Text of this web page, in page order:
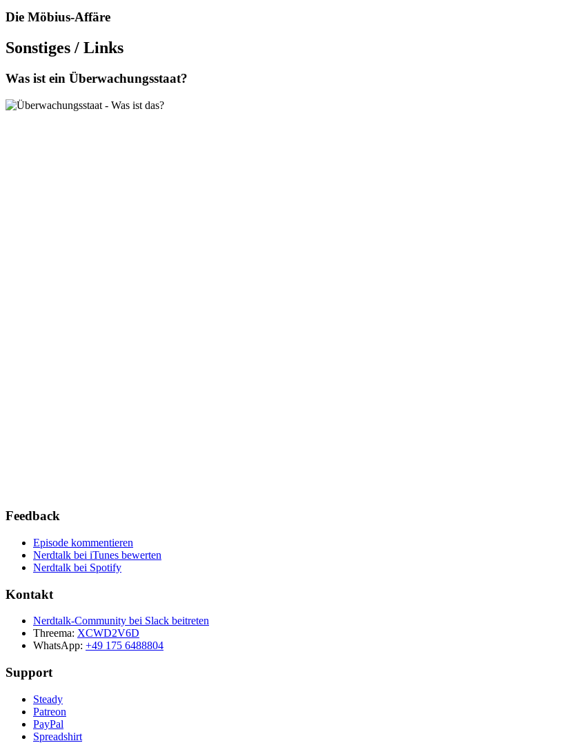
Die Möbius-Affäre
Sonstiges / Links
Was ist ein Überwachungsstaat?
Feedback
Episode kommentieren
Nerdtalk bei iTunes bewerten
Nerdtalk bei Spotify
Kontakt
Nerdtalk-Community bei Slack beitreten
Threema: XCWD2V6D
WhatsApp: +49 175 6488804
Support
Steady
Patreon
PayPal
Spreadshirt